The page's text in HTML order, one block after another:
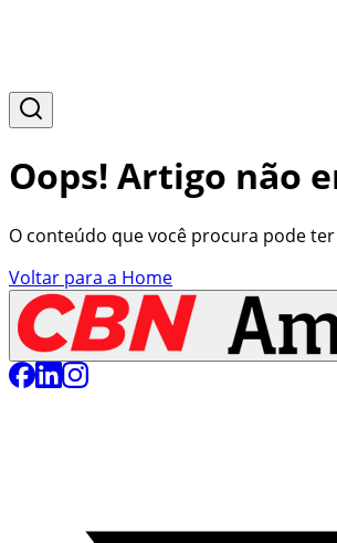
Oops! Artigo não
O conteúdo que você procura pode
Voltar para a Home